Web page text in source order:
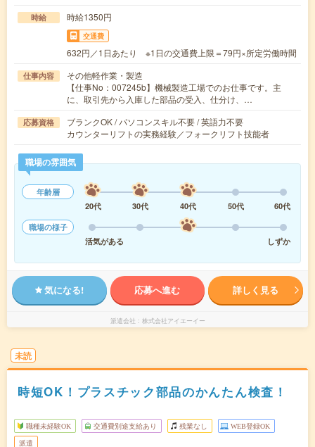
時給 時給1350円
交通費
632円／1日あたり ※1日の交通費上限＝79円×所定労働時間
仕事内容
その他軽作業・製造
【仕事No：007245b】機械製造工場でのお仕事です。主
に、取引先から入庫した部品の受入、仕分け、…
応募資格
ブランクOK / パソコンスキル不要 / 英語力不要
カウンターリフトの実務経験／フォークリフト技能者
職場の雰囲気
年齢層
20代
30代 40代 50代
60代
職場の様子
活気がある
しずか
気になる! 応募へ進む 詳しく見る
派遣会社 株式会社アイエーイー
未読
時短OK！プラスチック部品のかんたん検査！
職種未経験OK 交通費別途支給あり 残業なし WEB登録OK
派遣